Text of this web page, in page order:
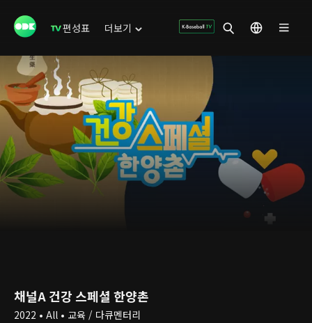
편성표 더보기
채널A 건강 스페셜 한양촌
2022 • All • 교육 / 다큐멘터리